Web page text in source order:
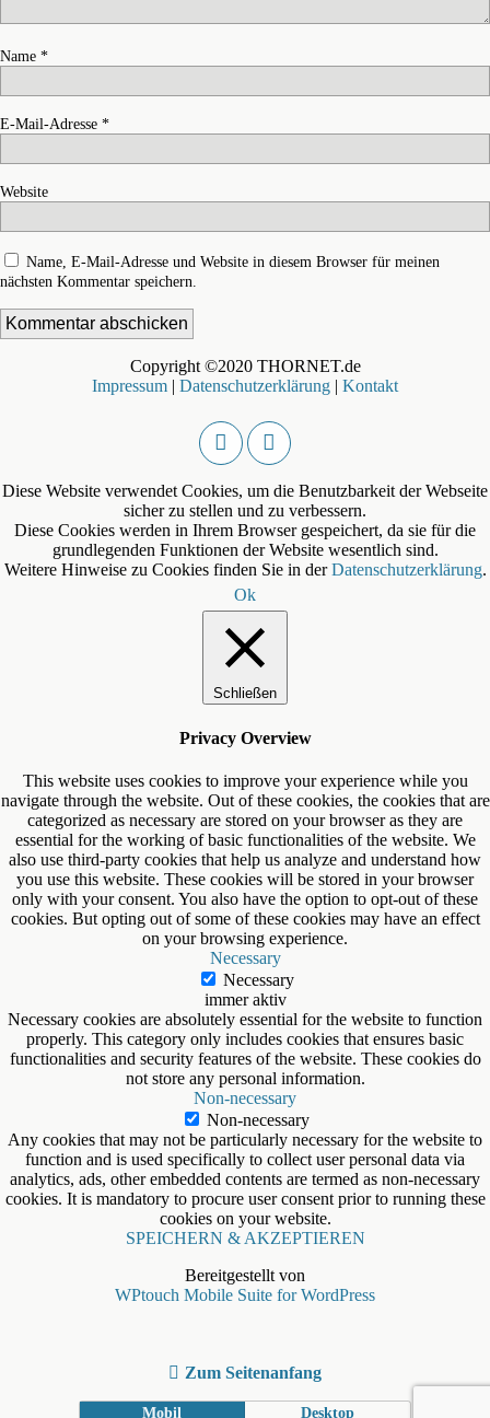
Name *
E-Mail-Adresse *
Website
Name, E-Mail-Adresse und Website in diesem Browser für meinen
nächsten Kommentar speichern.
Copyright ©2020 THORNET.de
Impressum | Datenschutzerklärung | Kontakt
Diese Website verwendet Cookies, um die Benutzbarkeit der Webseite
sicher zu stellen und zu verbessern.
Diese Cookies werden in Ihrem Browser gespeichert, da sie für die
grundlegenden Funktionen der Website wesentlich sind.
Weitere Hinweise zu Cookies finden Sie in derDatenschutzerklärung.
Ok
Schließen
Privacy Overview
This website uses cookies to improve your experience while you
navigate through the website. Out of these cookies, the cookies that are
categorized as necessary are stored on your browser as they are
essential for the working of basic functionalities of the website. We
also use third-party cookies that help us analyze and understand how
you use this website. These cookies will be stored in your browser
only with your consent. You also have the option to opt-out of these
cookies. But opting out of some of these cookies may have an effect
on your browsing experience.
Necessary
Necessary
immer aktiv
Necessary cookies are absolutely essential for the website to function
properly. This category only includes cookies that ensures basic
functionalities and security features of the website. These cookies do
not store any personal information.
Non-necessary
Non-necessary
Any cookies that may not be particularly necessary for the website to
function and is used specifically to collect user personal data via
analytics, ads, other embedded contents are termed as non-necessary
cookies. It is mandatory to procure user consent prior to running these
cookies on your website.
SPEICHERN & AKZEPTIEREN
Bereitgestellt von
WPtouch Mobile Suite for WordPress
Zum Seitenanfang
Mobil Desktop